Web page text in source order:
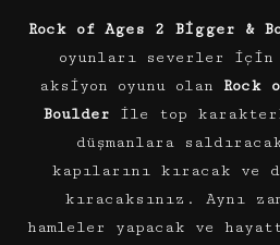
Rock of Ages 2 Bigger &
oyunları severler için
aksiyon oyunu olan Rock
Boulder ile top
düşmanlara
kapılarını kıracak ve
kıracaksınız. Aynı
hamleler yapacak ve